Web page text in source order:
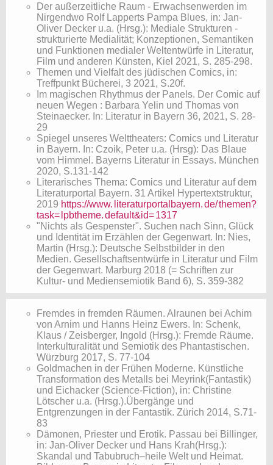
Der außerzeitliche Raum - Erwachsenwerden im
Nirgendwo Rolf Lapperts Pampa Blues, in: Jan-
Oliver Decker u.a. (Hrsg.): Mediale Strukturen -
strukturierte Medialität; Konzeptionen, Semantiken
und Funktionen medialer Weltentwürfe in Literatur,
Film und anderen Künsten, Kiel 2021, S. 285-298.
Themen und Vielfalt des jüdischen Comics, in:
Treffpunkt Bücherei, 3 2021, S.20f.
​Im magischen Rhythmus der Panels. Der Comic auf
neuen Wegen : Barbara Yelin und Thomas von
Steinaecker. In: Literatur in Bayern 36, 2021, S. 28-
29
Spiegel unseres Welttheaters: Comics und Literatur
in Bayern. In: Czoik, Peter u.a. (Hrsg): Das Blaue
vom Himmel. Bayerns Literatur in Essays. München
2020, S.131-142
Literarisches Thema: Comics und Literatur auf dem
Literaturportal Bayern. 31 Artikel Hypertextstruktur,
2019 https://www. literaturportalbayern.de/themen?
task= lpbtheme.default&id=1317
​"Nichts als Gespenster". Suchen nach Sinn, Glück
und Identität im Erzählen der Gegenwart. In: Nies,
Martin (Hrsg.): Deutsche Selbstbilder in den
Medien. Gesellschaftsentwürfe in Literatur und Film
der Gegenwart. Marburg 2018 (= Schriften zur
Kultur- und Mediensemiotik Band 6), S. 359-382
​Fremdes in fremden Räumen. Alraunen bei Achim
von Arnim und Hanns Heinz Ewers. In: Schenk,
Klaus / Zeisberger, Ingold (Hrsg.): Fremde Räume.
Interkulturalität und Semiotik des Phantastischen.
Würzburg 2017, S. 77-104
Goldmachen in der Frühen Moderne. Künstliche
Transformation des Metalls bei Meyrink(Fantastik)
und Eichacker (Science-Fiction), in: Christine
Lötscher u.a. (Hrsg.).Übergänge und
Entgrenzungen in der Fantastik. Zürich 2014, S.71-
83
Dämonen, Priester und Erotik. Passau bei Billinger,
in: Jan-Oliver Decker und Hans Krah(Hrsg.):
Skandal und Tabubruch–heile Welt und Heimat.